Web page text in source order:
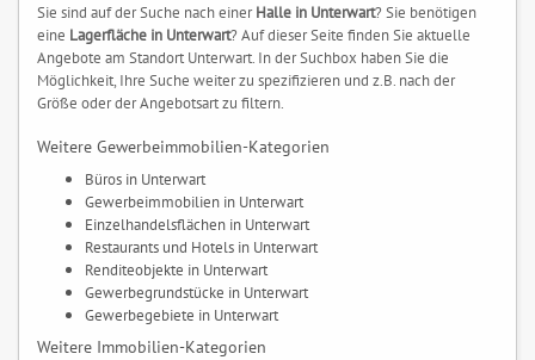
Sie sind auf der Suche nach einerHalle in Unterwart? Sie benötigen
eine Lagerfläche in Unterwart? Auf dieser Seite finden Sie aktuelle
Angebote am Standort Unterwart. In der Suchbox haben Sie die
Möglichkeit, Ihre Suche weiter zu spezifizieren und z.B. nach der
Größe oder der Angebotsart zu filtern.
Weitere Gewerbeimmobilien-Kategorien
Büros in Unterwart
Gewerbeimmobilien in Unterwart
Einzelhandelsflächen in Unterwart
Restaurants und Hotels in Unterwart
Renditeobjekte in Unterwart
Gewerbegrundstücke in Unterwart
Gewerbegebiete in Unterwart
Weitere Immobilien-Kategorien